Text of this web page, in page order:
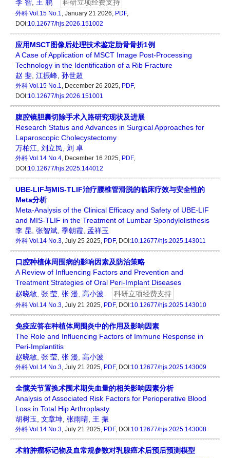
李 智, 王 鹏 科研立项经费支持
外科 Vol.15 No.1, January 21 2026, PDF,
DOI:10.12677/hjs.2026.151002
应用MSCT图像后处理技术鉴定肋骨骨折1例
A Case of Application of MSCT Image Post-Processing
Technology in the Identification of a Rib Fracture
赵 斐, 江振峰, 孙世超
外科 Vol.15 No.1, December 26 2025, PDF,
DOI:10.12677/hjs.2026.151001
腹腔镜胆囊切除手术入路研究现状及进展
Research Status and Advances in Surgical Approaches for
Laparoscopic Cholecystectomy
万柏江, 刘立民, 刘 卓
外科 Vol.14 No.4, December 16 2025, PDF,
DOI:10.12677/hjs.2025.144012
UBE-LIF与MIS-TLIF治疗腰椎管滑脱的临床疗效与安全性的
Meta分析
Meta-Analysis of the Clinical Efficacy and Safety of UBE-LIF
and MIS-TLIF in the Treatment of Lumbar Spondylolisthesis
李 昆, 张智斌, 季朝霞, 孟祥玉
外科 Vol.14 No.3, July 25 2025, PDF, DOI:10.12677/hjs.2025.143011
口腔种植体周围病的影响因素及防治策略
A Review of Influencing Factors and Prevention and
Treatment Strategies of Oral Peri-Implant Diseases
赵晓敏, 张 莹, 张 漫, 高小波 科研立项经费支持
外科 Vol.14 No.3, July 21 2025, PDF, DOI:10.12677/hjs.2025.143010
免疫应答在种植体周围炎中的作用及影响因素
The Role and Influencing Factors of Immune Response in
Peri-Implantitis
赵晓敏, 张 莹, 张 漫, 高小波
外科 Vol.14 No.3, July 21 2025, PDF, DOI:10.12677/hjs.2025.143009
全髋关节置换术围术期失血量的相关影响因素分析
Analysis of Associated Risk Factors for Perioperative Blood
Loss in Total Hip Arthroplasty
胡树玉, 文章坤, 张雨晴, 王 振
外科 Vol.14 No.3, July 21 2025, PDF, DOI:10.12677/hjs.2025.143008
术前肿瘤标记物及血常规参数对乳腺癌术后预后预测模型